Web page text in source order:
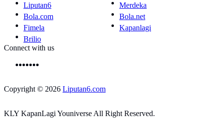
Liputan6
Merdeka
Bola.com
Bola.net
Fimela
Kapanlagi
Brilio
Connect with us
Copyright © 2026 Liputan6.com
KLY KapanLagi Youniverse All Right Reserved.